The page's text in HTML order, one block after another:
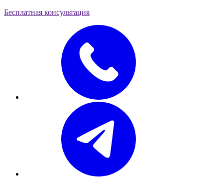
Бесплатная консультация